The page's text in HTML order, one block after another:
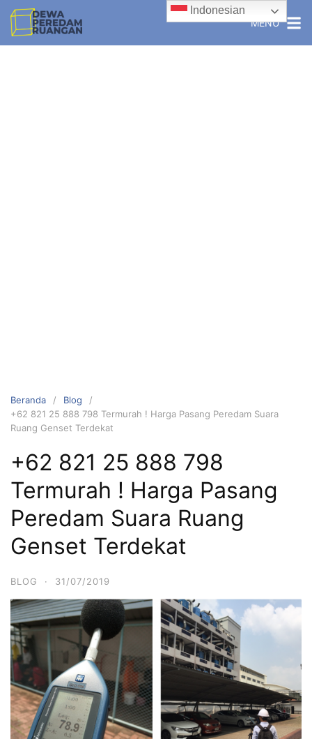
MENU
Beranda
Blog
+62 821 25 888 798 Termurah ! Harga Pasang Peredam Suara
Ruang Genset Terdekat
+62 821 25 888 798
Termurah ! Harga Pasang
Peredam Suara Ruang
Genset Terdekat
BLOG · 31/07/2019
Indonesian